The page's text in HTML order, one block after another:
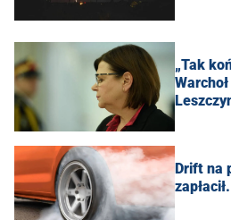
„Tak
Drift na